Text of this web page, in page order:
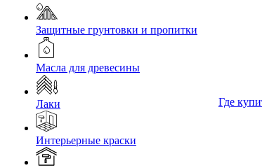
Защитные грунтовки и пропитки
Масла для древесины
Лаки
Интерьерные краски
Где